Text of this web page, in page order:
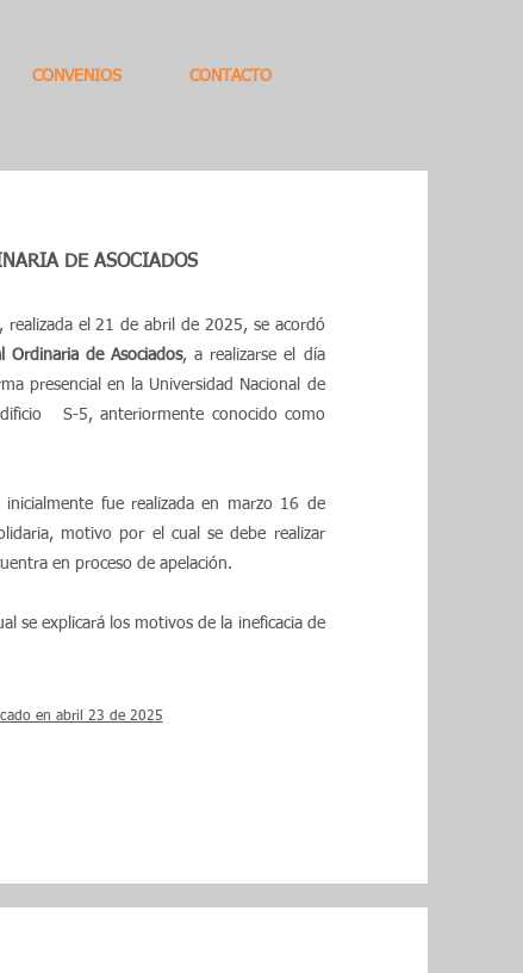
CONVENIOS CONTACTO
DE ASOCIADOS
realizada el 21 de abril de 2025, se acordó
Ordinaria de Asociados, a realizarse el día
presencial en la Universidad Nacional de
S-5, anteriormente conocido como
fue realizada en marzo 16 de
motivo por el cual se debe realizar
en proceso de apelación.
se explicará los motivos de la ineficacia de
en abril 23 de 2025